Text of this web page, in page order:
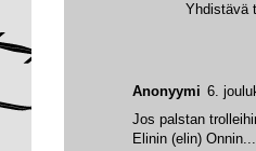
Anonyymi 6.
Jos palstan
Elinin (elin)
Yhdistävä